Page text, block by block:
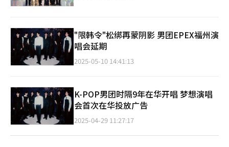
"限韩令"松绑再蒙阴影 男团EPEX福州演
唱会延期
2025-05-10 14:41:13
K-POP男团时隔9年在华开唱 梦想演唱
会首次在华投放广告
2025-04-29 11:27:17